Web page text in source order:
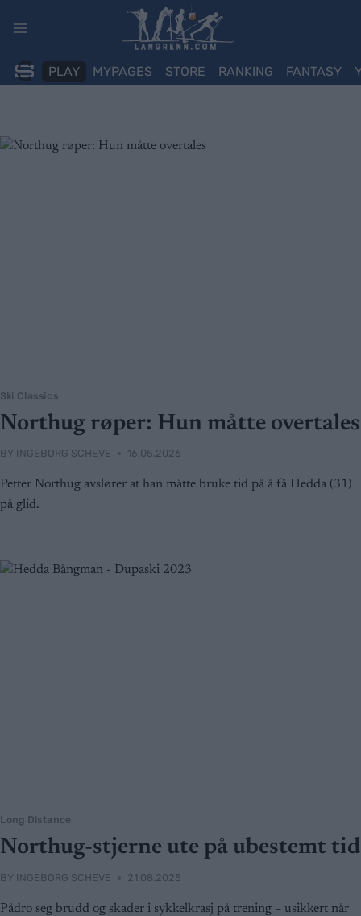
PLAY MYPAGES STORE RANKING FANTASY
Ski Classics
Northug røper: Hun måtte overtales
BY INGEBORG SCHEVE 16.05.2026
Petter Northug avslører at han måtte bruke tid på å få Hedda (31)
på glid.
Long Distance
Northug-stjerne ute på ubestemt tid
BY INGEBORG SCHEVE 21.08.2025
Pådro seg brudd og skader i sykkelkrasj på trening – usikkert når